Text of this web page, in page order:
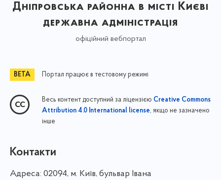
Дніпровська районна в місті Києві
державна адміністрація
офіційний вебпортал
Портал працює в тестовому режимі
Весь контент доступний за ліцензією Creative Commons
Attribution 4.0 International license, якщо не зазначено
інше
Контакти
Адреса: 02094, м. Київ, бульвар Івана